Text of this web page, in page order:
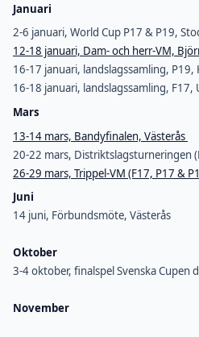
Januari
2-6 januari, World Cup P17 & P19,
12-18 januari, Dam- och herr-VM,
16-17 januari, landslagssamling, P19,
16-18 januari, landslagssamling, F17,
Mars
13-14 mars, Bandyfinalen, Västerås
20-22 mars, Distriktslagsturneringen
26-29 mars, Trippel-VM (F17, P17 &
Juni
14 juni, Förbundsmöte, Västerås
Oktober
3-4 oktober, finalspel Svenska Cupen
November